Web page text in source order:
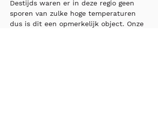
Destijds waren er in deze regio geen
sporen van zulke hoge temperaturen
dus is dit een opmerkelijk object. Onze